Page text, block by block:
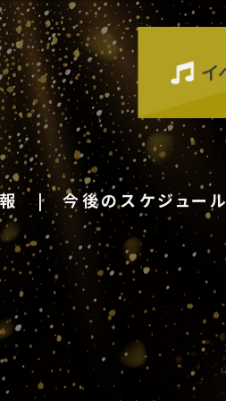
今後のスケジュール